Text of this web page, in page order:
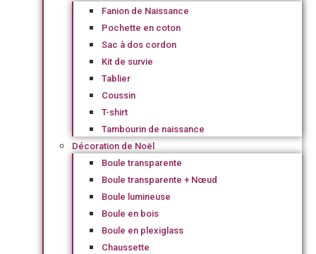
Fanion de Naissance
Pochette en coton
Sac à dos cordon
Kit de survie
Tablier
Coussin
T-shirt
Tambourin de naissance
Décoration de Noël
Boule transparente
Boule transparente + Nœud
Boule lumineuse
Boule en bois
Boule en plexiglass
Chaussette